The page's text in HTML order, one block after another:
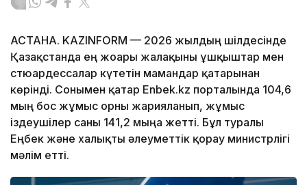
АСТАНА. KAZINFORM — 2026 жылдың шілдесінде
Қазақстанда ең жоғары жалақыны ұшқыштар мен
стюардессалар күтетін мамандар қатарынан
көрінді. Сонымен қатар Enbek.kz порталында 104,6
мың бос жұмыс орны жарияланып, жұмыс
іздеушілер саны 141,2 мыңға жетті. Бұл туралы
Еңбек және халықты әлеуметтік қорғау министрлігі
мәлім етті.